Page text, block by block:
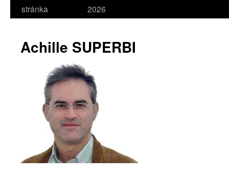
stránka
2026
Achille SUPERBI